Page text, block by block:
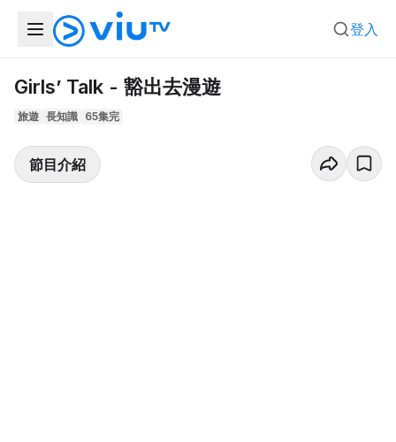
登入
Girls’ Talk - 豁出去漫遊
旅遊 長知識 65集完
節目介紹